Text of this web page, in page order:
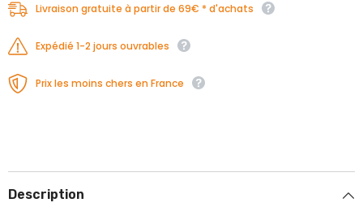
Livraison gratuite à partir de 69€ * d'achats
Expédié 1-2 jours ouvrables
Prix les moins chers en France
Description